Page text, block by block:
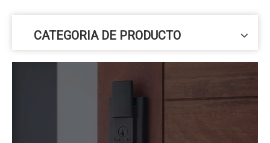
CATEGORIA DE PRODUCTO